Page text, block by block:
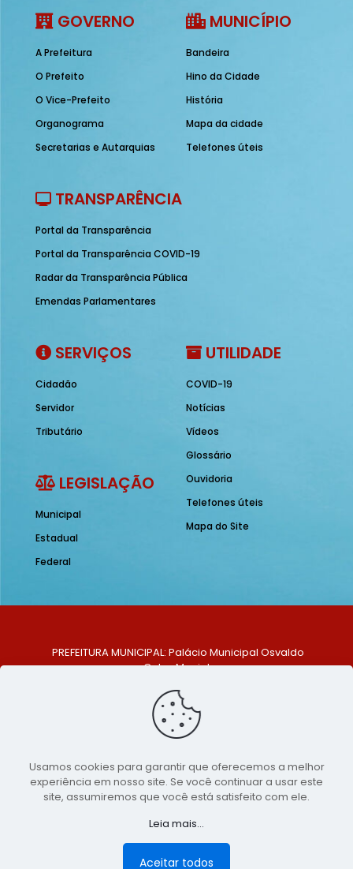
GOVERNO
A Prefeitura
O Prefeito
O Vice-Prefeito
Organograma
Secretarias e Autarquias
MUNICÍPIO
Bandeira
Hino da Cidade
História
Mapa da cidade
Telefones úteis
TRANSPARÊNCIA
Portal da Transparência
Portal da Transparência COVID-19
Radar da Transparência Pública
Emendas Parlamentares
SERVIÇOS
Cidadão
Servidor
Tributário
LEGISLAÇÃO
Municipal
Estadual
Federal
UTILIDADE
COVID-19
Notícias
Vídeos
Glossário
Ouvidoria
Telefones úteis
Mapa do Site
PREFEITURA MUNICIPAL: Palácio Municipal Osvaldo
Celso Maciel
Centro, São Bento do Una - PE. CEP: 553370-128
TELEFONE: (81) 99548-1569
E-MAIL: ouvidoria@saobentodouna.pe.gov.br
Copyright 2021-2026 - Assessoria de Comunicação da
Prefeitura de São Bento do Una - PE
Página desenvolvida pela agência de
publicidadeLumusWeb - Agência Digital
Usamos cookies para garantir que oferecemos a melhor
experiência em nosso site. Se você continuar a usar este
site, assumiremos que você está satisfeito com ele.
Leia mais...
Aceitar todos